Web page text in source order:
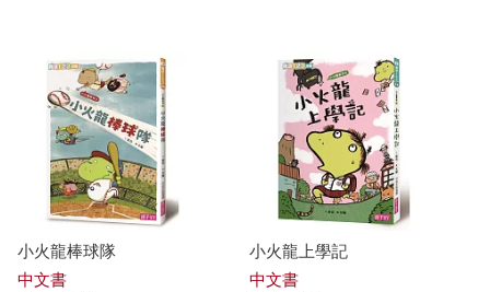
宮崎哲也(3) 政木哲也(3)
李欣頻(3)
柿谷哲也(3) 誉田哲也(3)
酈英娜(3) （日） 川哲也(3)
新星出版社(5) 三悅文化(4)
天下雜誌(4) 崧燁文化(4)
時報出版(4)
電子書 (可複選)
適合手機平板閱讀(37)
適合平板閱讀(122)
小火龍棒球隊
中文書
小火龍上學記
中文書